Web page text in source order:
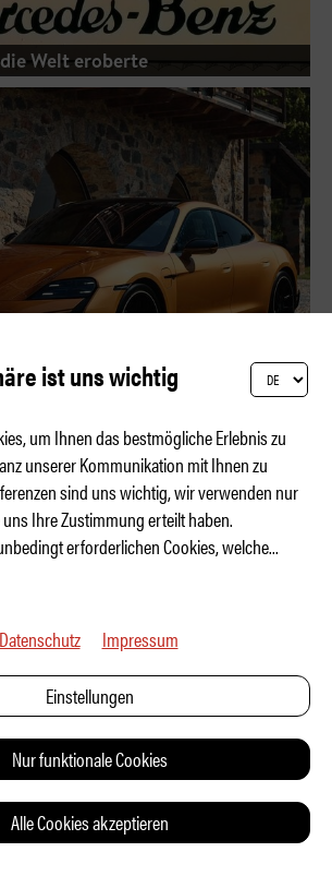
Welt eroberte
der Schweiz
ist uns wichtig
um Ihnen das bestmögliche Erlebnis zu
unserer Kommunikation mit Ihnen zu
sind uns wichtig, wir verwenden nur
uns Ihre Zustimmung erteilt haben.
erforderlichen Cookies, welche...
Datenschutz Impressum
Einstellungen
Nur funktionale Cookies
Alle Cookies akzeptieren